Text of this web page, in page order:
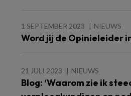
1 SEPTEMBER 2023 NIEUWS
Word jij de Opinieleider
21 JULI 2023 NIEUWS
Blog: ‘Waarom zie ik